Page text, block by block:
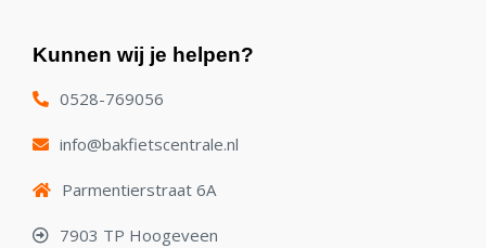
Kunnen wij je helpen?
0528-769056
info@bakfietscentrale.nl
Parmentierstraat 6A
7903 TP Hoogeveen